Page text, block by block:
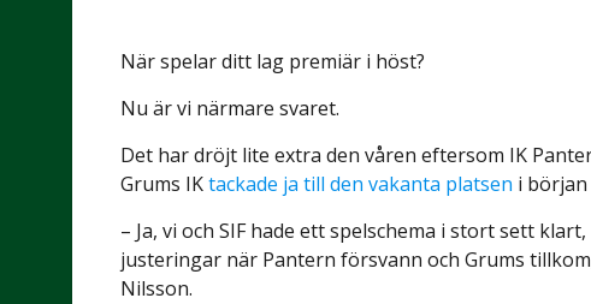
När spelar ditt lag premiär i höst?
Nu är vi närmare svaret.
Det har dröjt lite extra den våren eftersom IK
Grums IKtackade ja till den vakanta platsen i början
– Ja, vi och SIF hade ett spelschema i stort sett
justeringar när Pantern försvann och Grums
Nilsson.